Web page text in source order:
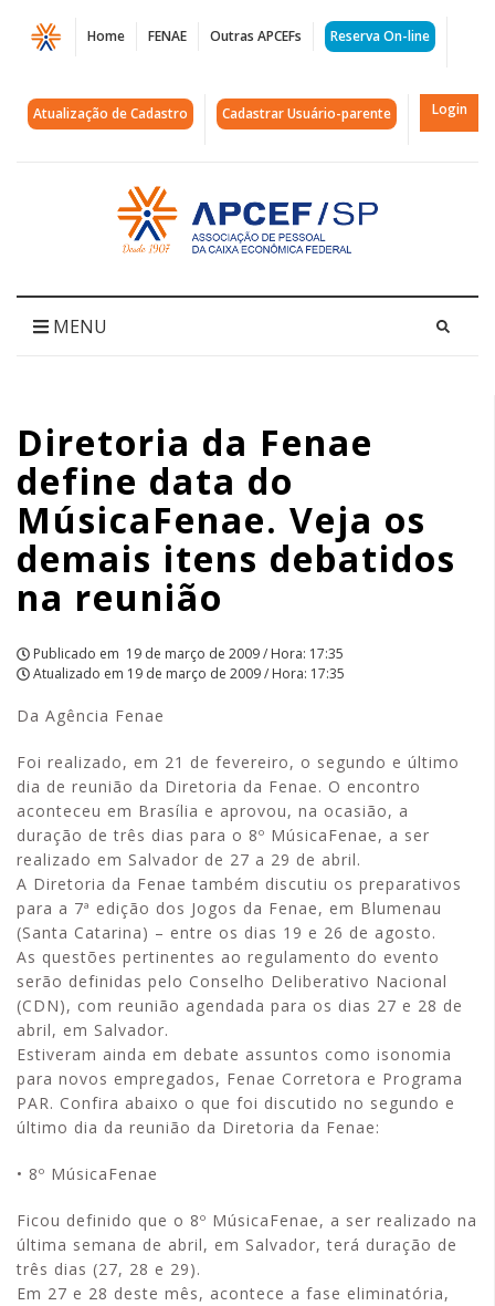
Página
Diretoria
da
MúsicaFenae.
demais
itens
debatidos
na
reunião
|
APCEF/SP
Home FENAE Outras APCEFs Reserva On-line
Atualização de Cadastro Cadastrar Usuário-parente Login
Acessar
página
inicial
MENU
Diretoria da Fenae
define data do
MúsicaFenae. Veja os
demais itens debatidos
na reunião
Publicado em 19 de março de 2009 / Hora: 17:35
Atualizado em 19 de março de 2009 / Hora: 17:35
Da Agência Fenae
Foi realizado, em 21 de fevereiro, o segundo e último
dia de reunião da Diretoria da Fenae. O encontro
aconteceu em Brasília e aprovou, na ocasião, a
duração de três dias para o 8º MúsicaFenae, a ser
realizado em Salvador de 27 a 29 de abril.
A Diretoria da Fenae também discutiu os preparativos
para a 7ª edição dos Jogos da Fenae, em Blumenau
(Santa Catarina) – entre os dias 19 e 26 de agosto.
As questões pertinentes ao regulamento do evento
serão definidas pelo Conselho Deliberativo Nacional
(CDN), com reunião agendada para os dias 27 e 28 de
abril, em Salvador.
Estiveram ainda em debate assuntos como isonomia
para novos empregados, Fenae Corretora e Programa
PAR. Confira abaixo o que foi discutido no segundo e
último dia da reunião da Diretoria da Fenae:
• 8º MúsicaFenae
Ficou definido que o 8º MúsicaFenae, a ser realizado na
última semana de abril, em Salvador, terá duração de
três dias (27, 28 e 29).
Em 27 e 28 deste mês, acontece a fase eliminatória,